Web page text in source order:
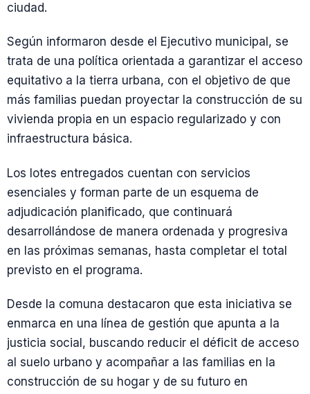
ciudad.
Según informaron desde el Ejecutivo municipal, se
trata de una política orientada a garantizar el acceso
equitativo a la tierra urbana, con el objetivo de que
más familias puedan proyectar la construcción de su
vivienda propia en un espacio regularizado y con
infraestructura básica.
Los lotes entregados cuentan con servicios
esenciales y forman parte de un esquema de
adjudicación planificado, que continuará
desarrollándose de manera ordenada y progresiva
en las próximas semanas, hasta completar el total
previsto en el programa.
Desde la comuna destacaron que esta iniciativa se
enmarca en una línea de gestión que apunta a la
justicia social, buscando reducir el déficit de acceso
al suelo urbano y acompañar a las familias en la
construcción de su hogar y de su futuro en